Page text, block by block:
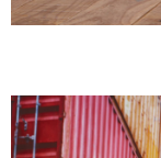
【注意事項】
１．透過由恩沛科技
https://aftee.tw/terms/
３．未成年的使用者請
「AFTEE先享後付」